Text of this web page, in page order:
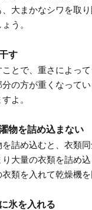
、大まかなシワを取
う。
す
とで、重さによっ
の方が重くなって
よ。
物を詰め込まない
詰め込むと、衣類
大量の衣類を詰め
類を入れて乾燥機を
氷を入れる